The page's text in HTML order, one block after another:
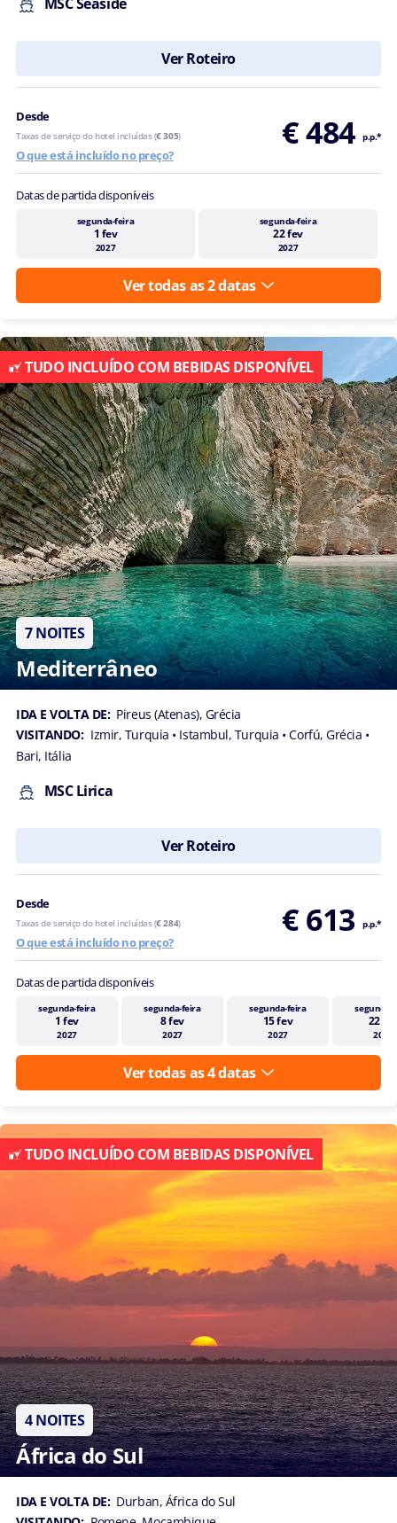
Ver Roteiro
Desde € 484 p.p.*
Taxas de serviço do hotel incluídas (€ 305)
O que está incluído no preço?
Datas de partida disponíveis
segunda-feira
1 fev
2027
segunda-feira
22 fev
2027
Ver todas as 2 datas
TUDO INCLUÍDO COM BEBIDAS DISPONÍVEL
7 NOITES
Mediterrâneo
IDA E VOLTA DE: Pireus (Atenas), Grécia
VISITANDO: Izmir, Turquia • Istambul, Turquia • Corfú, Grécia •
Bari, Itália
MSC Lirica
Ver Roteiro
Desde € 613 p.p.*
Taxas de serviço do hotel incluídas (€ 284)
O que está incluído no preço?
Datas de partida disponíveis
segunda-feira
1 fev
2027
segunda-feira
8 fev
2027
segunda-feira
15 fev
2027
segunda-
22
2027
Ver todas as 4 datas
TUDO INCLUÍDO COM BEBIDAS DISPONÍVEL
4 NOITES
África do Sul
IDA E VOLTA DE: Durban, África do Sul